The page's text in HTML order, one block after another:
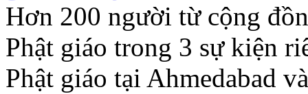
Hơn 200 người từ cộng
Phật giáo trong 3 sự kiện
Phật giáo tại Ahmedabad